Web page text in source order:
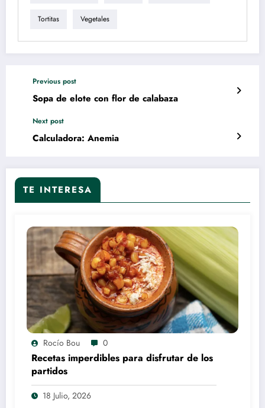
Tortitas Vegetales
Previous post
Sopa de elote con flor de calabaza
Next post
Calculadora: Anemia
TE INTERESA
Rocío Bou 0
Recetas imperdibles para disfrutar de los
partidos
18 Julio, 2026